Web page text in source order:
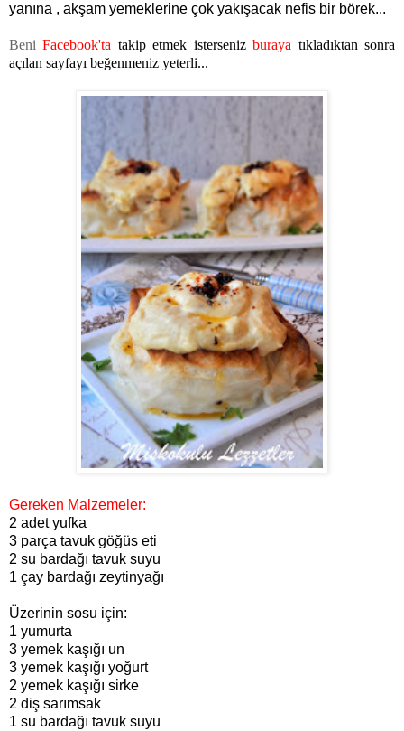
yanına , akşam yemeklerine çok yakışacak nefis bir börek...
BeniFacebook'ta takip etmek isterseniz buraya tıkladıktan sonra
açılan sayfayı beğenmeniz yeterli...
Gereken Malzemeler:
2 adet yufka
3 parça tavuk göğüs eti
2 su bardağı tavuk suyu
1 çay bardağı zeytinyağı
Üzerinin sosu için:
1 yumurta
3 yemek kaşığı un
3 yemek kaşığı yoğurt
2 yemek kaşığı sirke
2 diş sarımsak
1 su bardağı tavuk suyu